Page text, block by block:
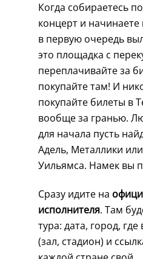
Когда собираетесь
концерт и начинаете
в первую очередь
это площадка с
переплачивайте за
покупайте там! И
покупайте билеты в
вообще за гранью.
для начала пусть
Адель, Металлики
Уильямса. Намек вы
Сразу идите на
исполнителя. Там
тура: дата, город,
(зал, стадион) и